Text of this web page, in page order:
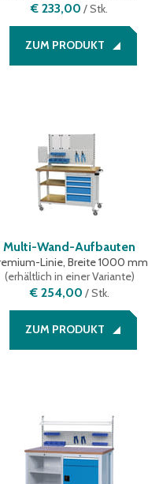
€ 233,00 /Stk.
ZUM PRODUKT
Multi-Wand-Aufbauten
Linie, Breite 1000 mm
(erhältlich in einer Variante)
€ 254,00 /Stk.
ZUM PRODUKT